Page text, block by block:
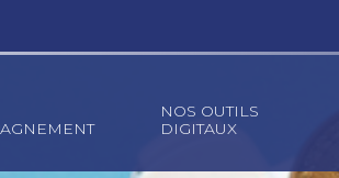
NOS OUTILS
DIGITAUX